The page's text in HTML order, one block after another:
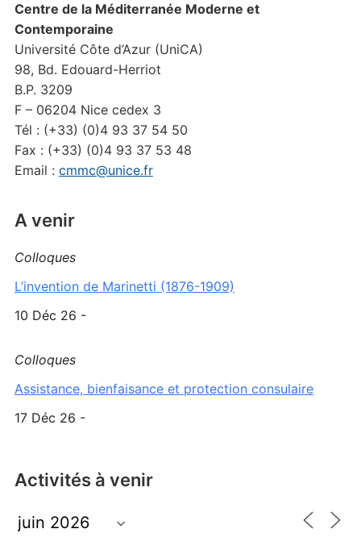
Centre de la Méditerranée Moderne et
Contemporaine
Université Côte d’Azur (UniCA)
98, Bd. Edouard-Herriot
B.P. 3209
F – 06204 Nice cedex 3
Tél : (+33) (0)4 93 37 54 50
Fax : (+33) (0)4 93 37 53 48
Email : cmmc@unice.fr
A venir
Colloques
L’invention de Marinetti (1876-1909)
10 Déc 26 -
Colloques
Assistance, bienfaisance et protection consulaire
17 Déc 26 -
Activités à venir